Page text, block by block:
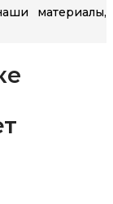
материалы,